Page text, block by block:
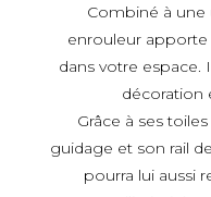
Combiné à une
enrouleur
dans votre espace.
décoration
Grâce à ses
guidage et son rail
pourra lui aussi